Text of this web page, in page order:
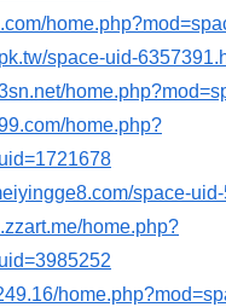
space-uid-
home.php?
space-
home.php?